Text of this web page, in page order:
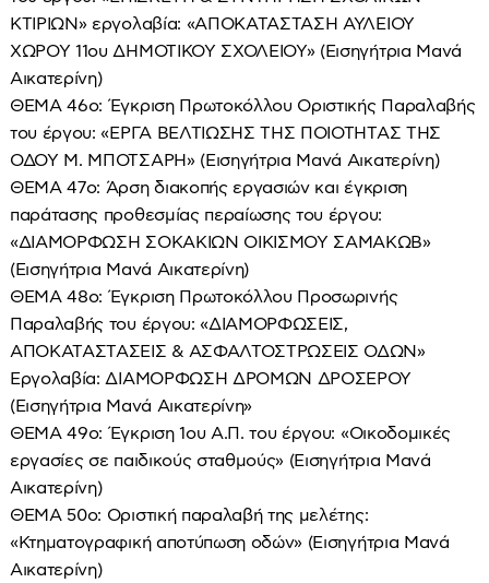
ΚΤΙΡΙΩΝ» εργολαβία: «ΑΠΟΚΑΤΑΣΤΑΣΗ ΑΥΛΕΙΟΥ
ΧΩΡΟΥ 11ου ΔΗΜΟΤΙΚΟΥ ΣΧΟΛΕΙΟΥ» (Εισηγήτρια Μανά
Αικατερίνη)
ΘΕΜΑ 46ο: Έγκριση Πρωτοκόλλου Οριστικής Παραλαβής
του έργου: «ΕΡΓΑ ΒΕΛΤΙΩΣΗΣ ΤΗΣ ΠΟΙΟΤΗΤΑΣ ΤΗΣ
ΟΔΟΥ Μ. ΜΠΟΤΣΑΡΗ» (Εισηγήτρια Μανά Αικατερίνη)
ΘΕΜΑ 47ο: Άρση διακοπής εργασιών και έγκριση
παράτασης προθεσμίας περαίωσης του έργου:
«ΔΙΑΜΟΡΦΩΣΗ ΣΟΚΑΚΙΩΝ ΟΙΚΙΣΜΟΥ ΣΑΜΑΚΩΒ»
(Εισηγήτρια Μανά Αικατερίνη)
ΘΕΜΑ 48ο: Έγκριση Πρωτοκόλλου Προσωρινής
Παραλαβής του έργου: «ΔΙΑΜΟΡΦΩΣΕΙΣ,
ΑΠΟΚΑΤΑΣΤΑΣΕΙΣ & ΑΣΦΑΛΤΟΣΤΡΩΣΕΙΣ ΟΔΩΝ»
Εργολαβία: ΔΙΑΜΟΡΦΩΣΗ ΔΡΟΜΩΝ ΔΡΟΣΕΡΟΥ
(Εισηγήτρια Μανά Αικατερίνη»
ΘΕΜΑ 49ο: Έγκριση 1ου Α.Π. του έργου: «Οικοδομικές
εργασίες σε παιδικούς σταθμούς» (Εισηγήτρια Μανά
Αικατερίνη)
ΘΕΜΑ 50ο: Οριστική παραλαβή της μελέτης:
«Κτηματογραφική αποτύπωση οδών» (Εισηγήτρια Μανά
Αικατερίνη)